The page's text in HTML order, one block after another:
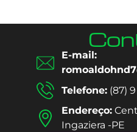
E-mail:
Telefone: (87)
Endereço:
Ingaziera -PE